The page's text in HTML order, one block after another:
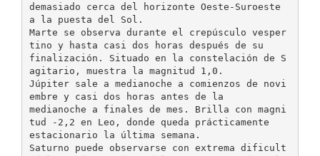
demasiado cerca del horizonte Oeste-Suroeste
a la puesta del Sol.
Marte se observa durante el crepúsculo vesper
tino y hasta casi dos horas después de su
finalización. Situado en la constelación de S
agitario, muestra la magnitud 1,0.
Júpiter sale a medianoche a comienzos de novi
embre y casi dos horas antes de la
medianoche a finales de mes. Brilla con magni
tud -2,2 en Leo, donde queda prácticamente
estacionario la última semana.
Saturno puede observarse con extrema dificult